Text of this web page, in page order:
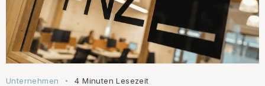
Unternehmen • 4 Minuten Lesezeit